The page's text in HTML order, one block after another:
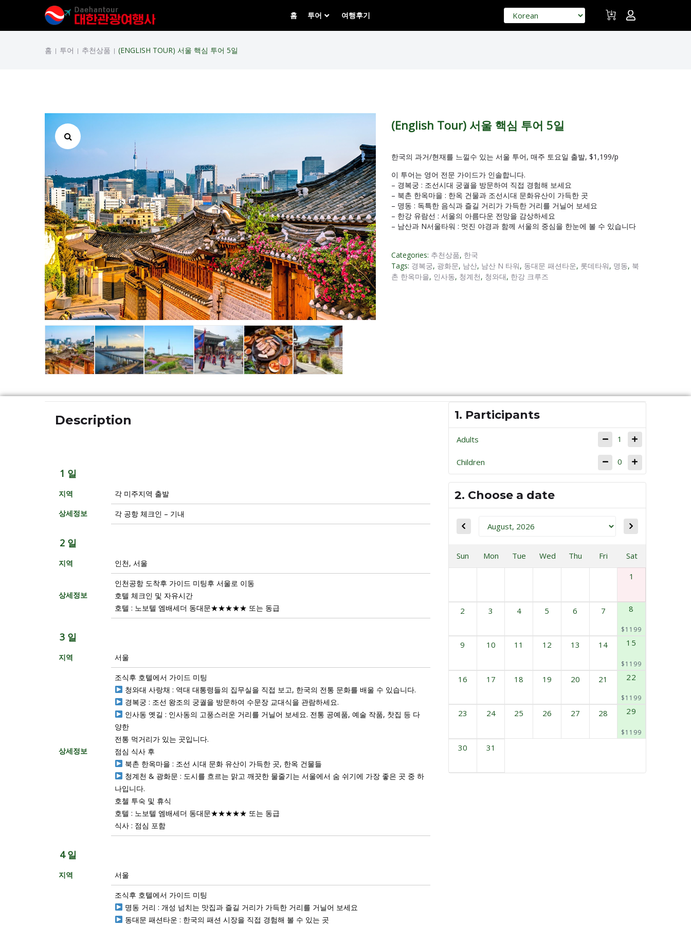
홈 투어 여행후기
홈 | 투어 | 추천상품 | (ENGLISH TOUR) 서울 핵심 투어 5일
(English Tour) 서울 핵심 투어 5일
한국의 과거/현재를 느낄수 있는 서울 투어, 매주 토요일 출발, $1,199/p
이 투어는 영어 전문 가이드가 인솔합니다.
– 경복궁 : 조선시대 궁궐을 방문하여 직접 경험해 보세요
– 북촌 한옥마을 : 한옥 건물과 조선시대 문화유산이 가득한 곳
– 명동 : 독특한 음식과 즐길 거리가 가득한 거리를 거닐어 보세요
– 한강 유람선 : 서울의 아름다운 전망을 감상하세요
– 남산과 N서울타워 : 멋진 야경과 함께 서울의 중심을 한눈에 볼 수 있습니다
Categories: 추천상품, 한국
Tags: 경복궁, 광화문, 남산, 남산 N 타워, 동대문 패션타운, 롯데타워, 명동, 북
촌 한옥마을, 인사동, 청계천, 청와대, 한강 크루즈
Description
1 일
지역
각 미주지역 출발
상세정보
각 공항 체크인 – 기내
2 일
지역 인천, 서울
상세정보
인천공항 도착후 가이드 미팅후 서울로 이동
호텔 체크인 및 자유시간
호텔 : 노보텔 엠배세더 동대문★★★★★ 또는 동급
3 일
지역 서울
상세정보
조식후 호텔에서 가이드 미팅
청와대 사랑채 : 역대 대통령들의 집무실을 직접 보고, 한국의 전통 문화를 배울 수 있습니다.
경복궁 : 조선 왕조의 궁궐을 방문하여 수문장 교대식을 관람하세요.
인사동 옛길 : 인사동의 고풍스러운 거리를 거닐어 보세요. 전통 공예품, 예술 작품, 찻집 등 다
양한
전통 먹거리가 있는 곳입니다.
점심 식사 후
북촌 한옥마을 : 조선 시대 문화 유산이 가득한 곳, 한옥 건물들
청계천 & 광화문 : 도시를 흐르는 맑고 깨끗한 물줄기는 서울에서 숨 쉬기에 가장 좋은 곳 중 하
나입니다.
호첼 투숙 및 휴식
호텔 : 노보텔 엠배세더 동대문★★★★★ 또는 동급
식사 : 점심 포함
4 일
지역 서울
조식후 호텔에서 가이드 미팅
명동 거리 : 개성 넘치는 맛집과 즐길 거리가 가득한 거리를 거닐어 보세요
동대문 패션타운 : 한국의 패션 시장을 직접 경험해 볼 수 있는 곳
1. Participants
Adults 1
Children 0
2. Choose a date
Sun Mon Tue Wed Thu Fri
Sat
1
2 3 4 5 6 7 8
$1199
9 10 11 12 13 14 15
$1199
16 17 18 19 20 21 22
$1199
23 24 25 26 27 28 29
$1199
30 31